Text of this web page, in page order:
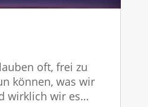
oft, frei zu
können, was wir
wirklich wir es…